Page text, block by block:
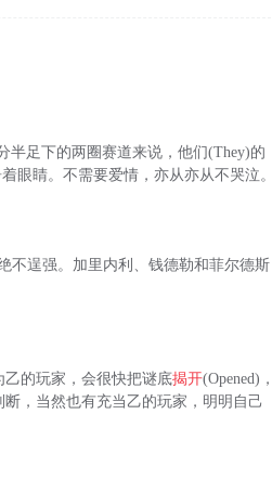
半足下的两圈赛道来说，他们(They)的
眼睛。不需要爱情，亦从亦从不哭泣。
不逞强。加里内利、钱德勒和菲尔德斯
的玩家，会很快把谜底揭开(Opened)，
，当然也有充当乙的玩家，明明自己